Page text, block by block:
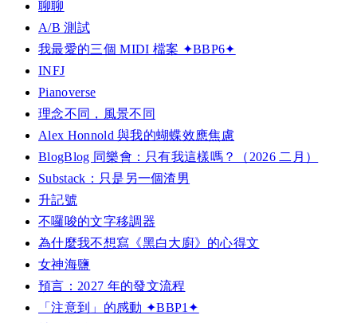
聊聊
A/B 測試
我最愛的三個 MIDI 檔案 ✦BBP6✦
INFJ
Pianoverse
理念不同，風景不同
Alex Honnold 與我的蝴蝶效應焦慮
BlogBlog 同樂會：只有我這樣嗎？（2026 二月）
Substack：只是另一個渣男
升記號
不囉唆的文字移調器
為什麼我不想寫《黑白大廚》的心得文
女神海鹽
預言：2027 年的發文流程
「注意到」的感動 ✦BBP1✦